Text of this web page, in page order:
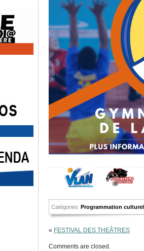
Catégories Programmation
« FESTIVAL DES THEÂTRES
Comments are closed.